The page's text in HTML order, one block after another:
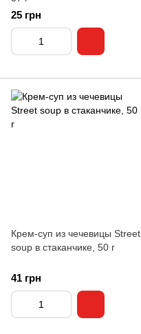
25 грн
Крем-суп из чечевицы Street
soup в стаканчике, 50 г
41 грн